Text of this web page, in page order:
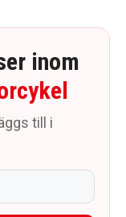
inom
till i